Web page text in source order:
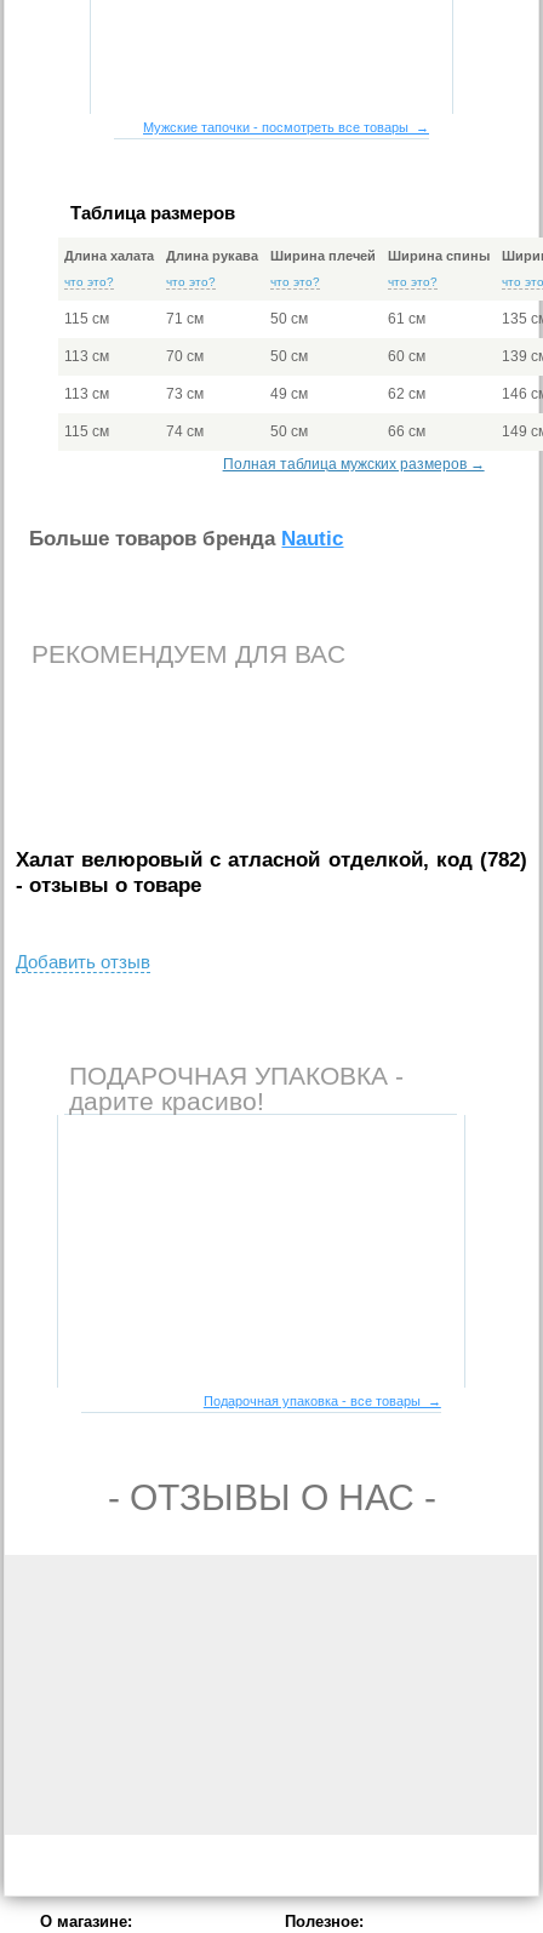
Мужские тапочки - посмотреть все товары →
Таблица размеров
Длина халата
что это?
Длина рукава
что это?
Ширина плечей
что это?
Ширина спины
что это? что
115 см 71 см 50 см 61 см 135
113 см 70 см 50 см 60 см 139
113 см 73 см 49 см 62 см 146
115 см 74 см 50 см 66 см
149
Полная таблица мужских размеров →
Больше товаров бренда Nautic
РЕКОМЕНДУЕМ ДЛЯ ВАС
Халат велюровый с атласной отделкой, код (782)
- отзывы о товаре
Добавить отзыв
ПОДАРОЧНАЯ УПАКОВКА -
дарите красиво!
Подарочная упаковка - все товары →
- ОТЗЫВЫ О НАС -
О магазине: Полезное: